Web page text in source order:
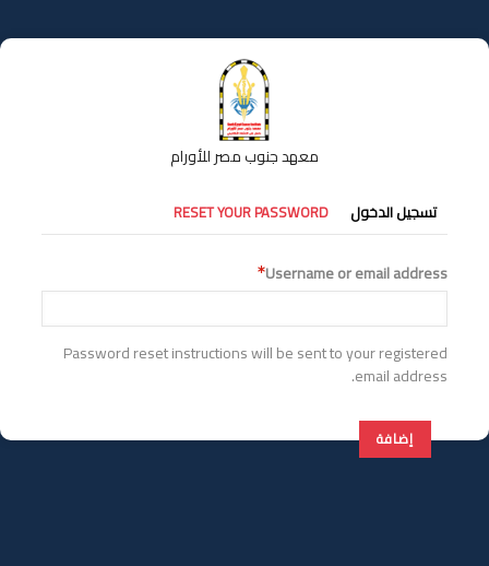
إلى
المحتوى
معهد جنوب مصر للأورام
التبويبات
الأساسية
تسجيل الدخول RESET YOUR PASSWORD
Username or email address
Password reset instructions will be sent to your registered
email address.